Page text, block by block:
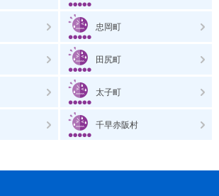
忠岡町
田尻町
太子町
千早赤阪村